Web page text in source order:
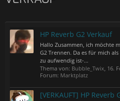
HP Reverb G2 Verkauf
Hallo Zusammen, ich möchte
G2 Trennen. Da es für mich
zu aufwendig ist-...
Thema von: Bubble_Twix, 16.
Forum: Marktplatz
[VERKAUFT] HP Reverb